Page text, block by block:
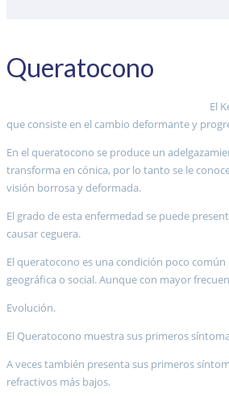
Queratocono
El
que consiste en el cambio deformante y
En el queratocono se produce un
transforma en cónica, por lo tanto se le
visión borrosa y deformada.
El grado de esta enfermedad se puede
causar ceguera.
El queratocono es una condición poco
geográfica o social. Aunque con mayor
Evolución.
El Queratocono muestra sus primeros
A veces también presenta sus primeros
refractivos más bajos.